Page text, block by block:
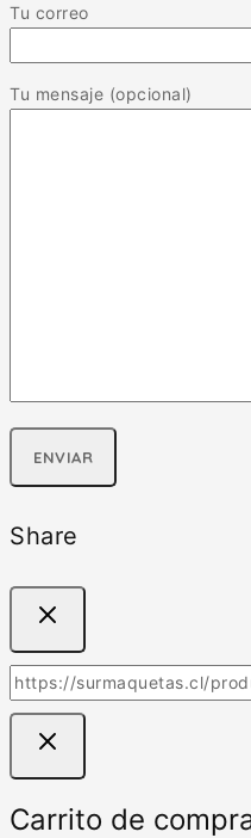
Tu correo
Tu mensaje (opcional)
Share
Carrito de